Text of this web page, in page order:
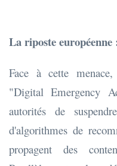
La riposte
Face à cette
"Digital Emergency
autorités de
d'algorithmes de
propagent des